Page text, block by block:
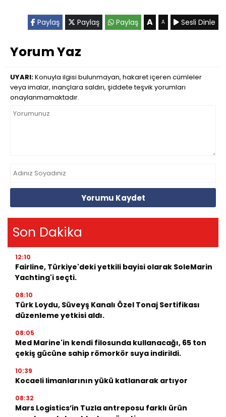
Paylaş Paylaş Paylaş A A Sesli Dinle
Yorum Yaz
UYARI:Konuyla ilgisi bulunmayan, hakaret içeren cümleler
veya imalar, inançlara saldırı, şiddete teşvik yorumları
onaylanmamaktadır.
Yorumu Kaydet
Son Dakika
12:10
Fairline, Türkiye'deki yetkili bayisi olarak SoleMarin
Yachting'i seçti.
08:10
Türk Loydu, Süveyş Kanalı Özel Tonaj Sertifikası
düzenleme yetkisi aldı.
08:05
Med Marine'in kendi filosunda kullanacağı, 65 ton
çekiş gücüne sahip römorkör suya indirildi.
10:39
Kocaeli limanlarının yükü katlanarak artıyor
08:32
Mars Logistics’in Tuzla antreposu farklı ürün